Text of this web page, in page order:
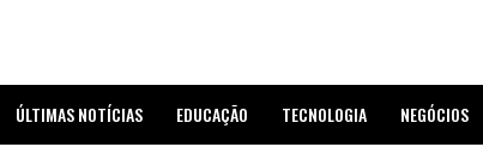
ÚLTIMAS NOTÍCIAS EDUCAÇÃO TECNOLOGIA NEGÓCIOS